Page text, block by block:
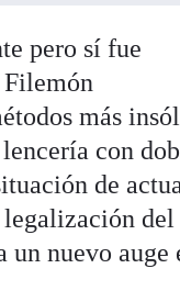
pero sí fue
más
con
de
legalización del
un nuevo auge